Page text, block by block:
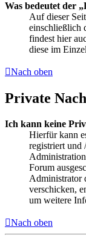
Was bedeutet der
Auf dieser
einschließlich
findest hier
diese im
Nach oben
Private
Ich kann keine
Hierfür kann
registriert und
Forum
Administrator
verschicken,
um weitere
Nach oben